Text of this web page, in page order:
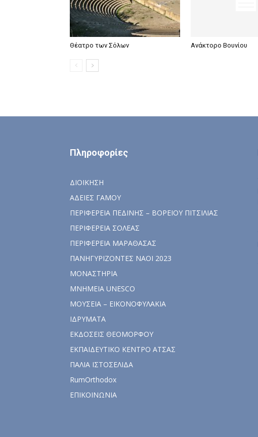
Θέατρο των Σόλων Ανάκτορο Βουνίου
Πληροφορίες
ΔΙΟΙΚΗΣΗ
ΑΔΕΙΕΣ ΓΑΜΟΥ
ΠΕΡΙΦΕΡΕΙΑ ΠΕΔΙΝΗΣ – ΒΟΡΕΙΟΥ ΠΙΤΣΙΛΙΑΣ
ΠΕΡΙΦΕΡΕΙΑ ΣΟΛΕΑΣ
ΠΕΡΙΦΕΡΕΙΑ ΜΑΡΑΘΑΣΑΣ
ΠΑΝΗΓΥΡΙΖΟΝΤΕΣ ΝΑΟΙ 2023
ΜΟΝΑΣΤΗΡΙΑ
ΜΝΗΜΕΙΑ UNESCO
ΜΟΥΣΕΙΑ – ΕΙΚΟΝΟΦΥΛΑΚΙΑ
ΙΔΡΥΜΑΤΑ
ΕΚΔΟΣΕΙΣ ΘΕΟΜΟΡΦΟΥ
ΕΚΠΑΙΔΕΥΤΙΚΟ ΚΕΝΤΡΟ ΑΤΣΑΣ
ΠΑΛΙΑ ΙΣΤΟΣΕΛΙΔΑ
RumOrthodox
ΕΠΙΚΟΙΝΩΝΙΑ